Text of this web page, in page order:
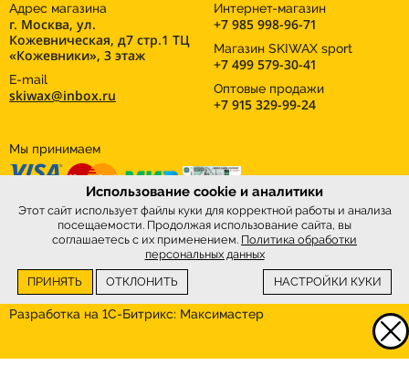
Интернет-магазинSkiWax.ru © 2026
Разработка на 1С-Битрикс: Максимастер
Адрес магазина
г. Москва, ул.
Кожевническая, д7 стр.1 ТЦ
«Кожевники», 3 этаж
E-mail
skiwax@inbox.ru
Интернет-магазин
+7 985 998-96-71
Магазин SKIWAX sport
+7 499 579-30-41
Оптовые продажи
+7 915 329-99-24
Мы принимаем
Использование cookie и аналитики
Этот сайт использует файлы куки для корректной работы и анализа
посещаемости. Продолжая использование сайта, вы
соглашаетесь с их применением. Политика обработки
персональных данных
ПРИНЯТЬ
ОТКЛОНИТЬ НАСТРОЙКИ КУКИ